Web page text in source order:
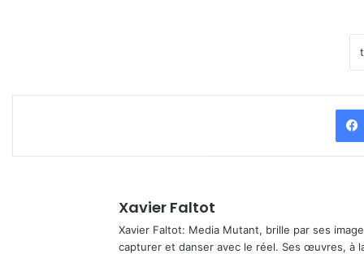
Xavier Faltot
Xavier Faltot: Media Mutant, brille par ses
capturer et danser avec le réel. Ses œuvres, à